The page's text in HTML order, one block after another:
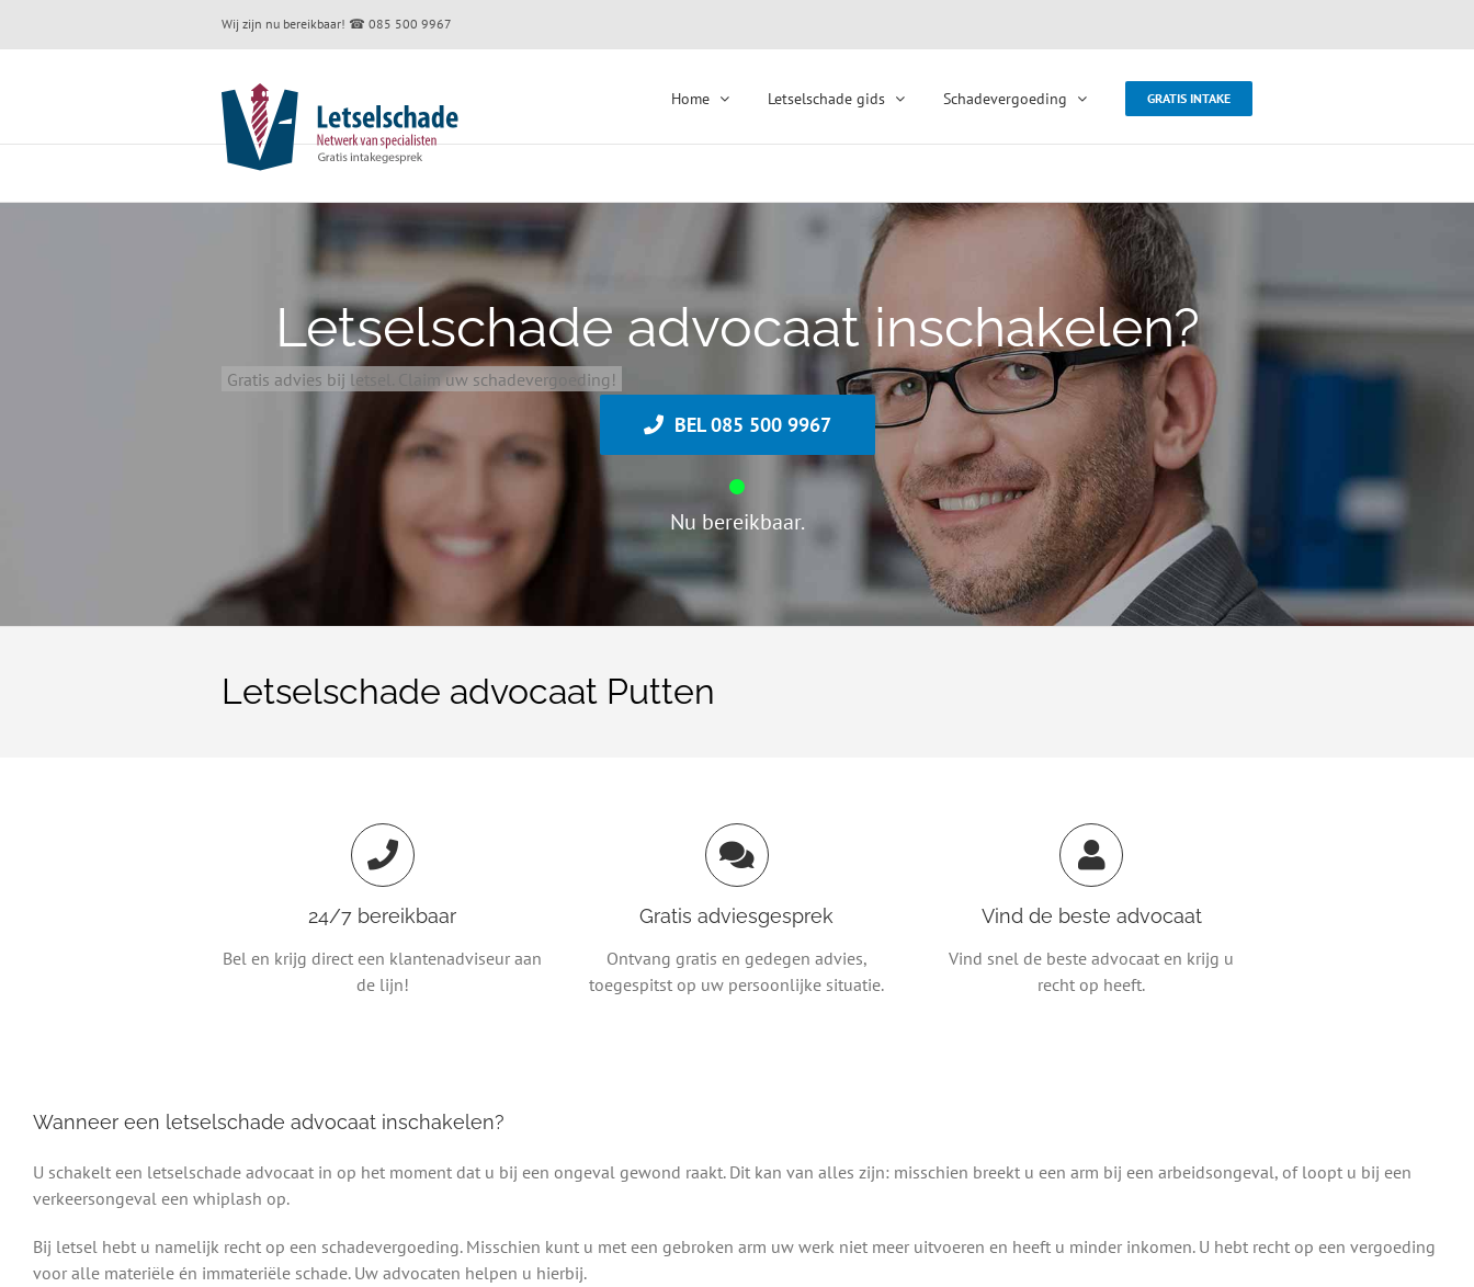
Wij zijn nu bereikbaar! ☎ 085 500 9967
Home Letselschade gids Schadevergoeding GRATIS INTAKE
Letselschade advocaat inschakelen?
Gratis advies bij letsel. Claim uw schadevergoeding!
BEL 085 500 9967
Nu bereikbaar.
Letselschade advocaat Putten
24/7 bereikbaar
Bel en krijg direct een klantenadviseur aan
de lijn!
Gratis adviesgesprek
Ontvang gratis en gedegen advies,
toegespitst op uw persoonlijke situatie.
Vind de beste advocaat
Vind snel de beste advocaat en krijg u
recht op heeft.
Wanneer een letselschade advocaat inschakelen?
U schakelt een letselschade advocaat in op het moment dat u bij een ongeval gewond raakt. Dit kan van alles zijn: misschien breekt u een arm bij een arbeidsongeval, of loopt u bij een
verkeersongeval een whiplash op.
Bij letsel hebt u namelijk recht op een schadevergoeding. Misschien kunt u met een gebroken arm uw werk niet meer uitvoeren en heeft u minder inkomen. U hebt recht op een vergoeding
voor alle materiële én immateriële schade. Uw advocaten helpen u hierbij.